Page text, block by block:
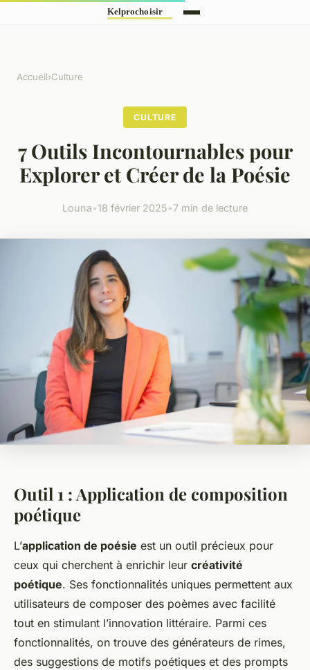
Accueil›Culture
CULTURE
7 Outils Incontournables pour
Explorer et Créer de la Poésie
Louna•18 février 2025•7 min de lecture
Outil 1 : Application de composition
poétique
L’application de poésie est un outil précieux pour
ceux qui cherchent à enrichir leur créativité
poétique. Ses fonctionnalités uniques permettent aux
utilisateurs de composer des poèmes avec facilité
tout en stimulant l’innovation littéraire. Parmi ces
fonctionnalités, on trouve des générateurs de rimes,
des suggestions de motifs poétiques et des prompts